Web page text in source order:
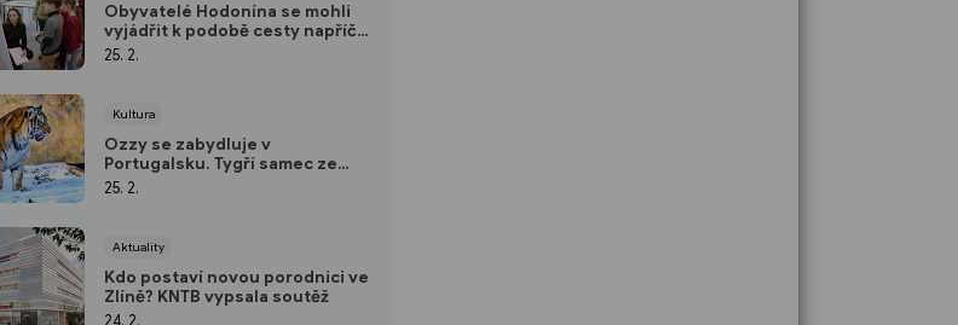
Obyvatelé Hodonína se mohli
vyjádřit k podobě cesty napříč
Bažantnicí
25. 2.
Kultura
Ozzy se zabydluje v
Portugalsku. Tygří samec ze
zlínské zoo zamířil do Lisabonu
25. 2.
Aktuality
Kdo postaví novou porodnici ve
Zlíně? KNTB vypsala soutěž